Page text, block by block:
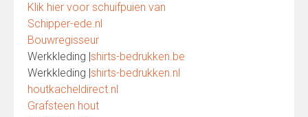
Klik hier voor schuifpuien van
Schipper-ede.nl
Bouwregisseur
Werkkleding |shirts-bedrukken.be
Werkkleding |shirts-bedrukken.nl
houtkacheldirect.nl
Grafsteen hout